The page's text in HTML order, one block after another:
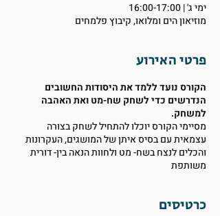
ימי ג' | 16:00-17:00
מוזיאון הים ומלואו, קיבוץ פלמחים
פרטי האירוע
הקורס נועד ללמד את היסודות החשובים
הנדרשים כדי לשחק שח-מט ואת האהבה
למשחק.
מסיימי הקורס יוכלו להתחיל לשחק בצורה
עצמאית עם בסיס איתן של המושגים, העקרונות
והכלים לנצח בשח- מט ולחוות הנאה בין- דורית
משותפת
כרטיסים